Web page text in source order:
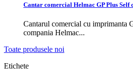
Cantar comercial Helmac GP Plus Self
Cantarul comercial cu imprimanta
compania Helmac...
Toate produsele noi
Etichete